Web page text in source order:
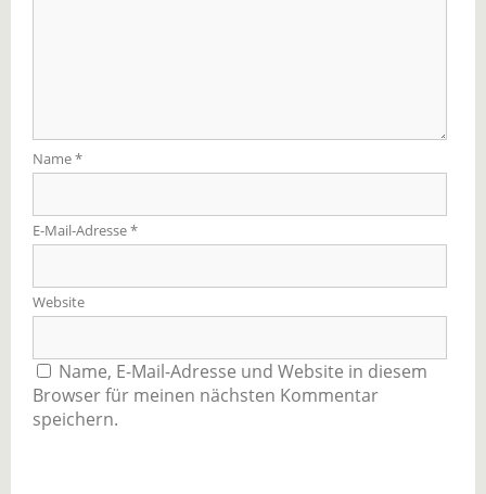
Name*
E-Mail-Adresse*
Website
Name, E-Mail-Adresse und Website in diesem
Browser für meinen nächsten Kommentar
speichern.